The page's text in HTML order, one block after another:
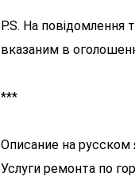
P.S. На
вказаним в
***
Описание на русском
Услуги ремонта по